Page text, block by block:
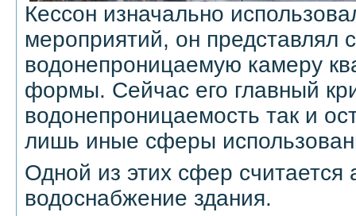
Кессон изначально
мероприятий, он представлял
водонепроницаемую камеру
формы. Сейчас его главный
водонепроницаемость так и
лишь иные сферы
Одной из этих сфер считается
водоснабжение здания.